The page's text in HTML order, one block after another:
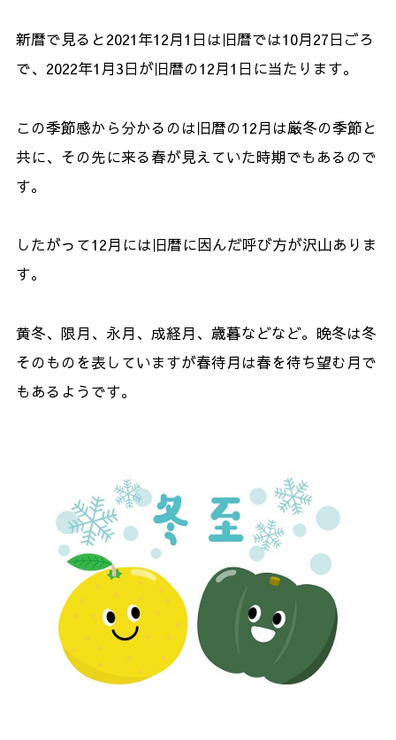
新暦で見ると2021年12月1日は旧暦では10月27日ごろ
で、2022年1月3日が旧暦の12月1日に当たります。
この季節感から分かるのは旧暦の12月は厳冬の季節と
共に、その先に来る春が見えていた時期でもあるので
す。
したがって12月には旧暦に因んだ呼び方が沢山ありま
す。
黄冬、限月、永月、成経月、歳暮などなど。晩冬は冬
そのものを表していますが春待月は春を待ち望む月で
もあるようです。